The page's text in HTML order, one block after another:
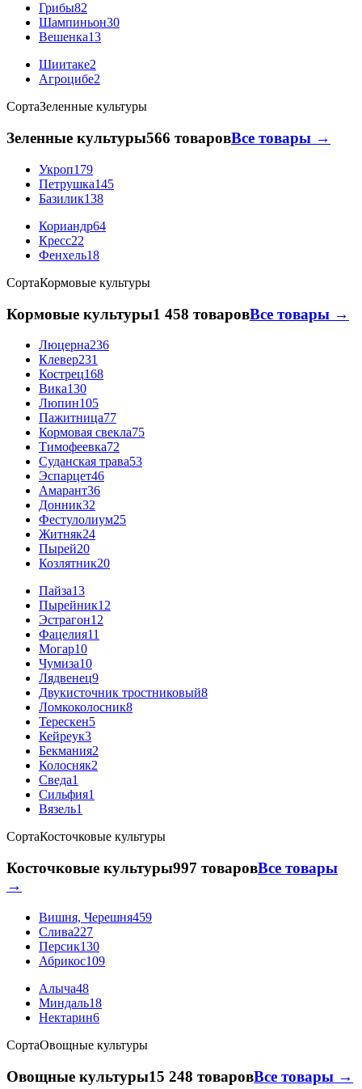
Грибы82
Шампиньон30
Вешенка13
Шиитаке2
Агроцибе2
СортаЗеленные культуры
Зеленные культуры566 товаровВсе товары →
Укроп179
Петрушка145
Базилик138
Кориандр64
Кресс22
Фенхель18
СортаКормовые культуры
Кормовые культуры1 458 товаровВсе товары →
Люцерна236
Клевер231
Кострец168
Вика130
Люпин105
Пажитница77
Кормовая свекла75
Тимофеевка72
Суданская трава53
Эспарцет46
Амарант36
Донник32
Фестулолиум25
Житняк24
Пырей20
Козлятник20
Пайза13
Пырейник12
Эстрагон12
Фацелия11
Могар10
Чумиза10
Лядвенец9
Двукисточник тростниковый8
Ломкоколосник8
Терескен5
Кейреук3
Бекмания2
Колосняк2
Сведа1
Сильфия1
Вязель1
СортаКосточковые культуры
Косточковые культуры997 товаровВсе товары
→
Вишня, Черешня459
Слива227
Персик130
Абрикос109
Алыча48
Миндаль18
Нектарин6
СортаОвощные культуры
Овощные культуры15 248 товаровВсе товары →